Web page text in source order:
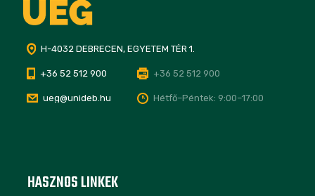
H-4032 DEBRECEN, EGYETEM TÉR 1.
+36 52 512 900 +36 52 512 900
ueg@unideb.hu Hétfő–Péntek: 9:00–17:00
HASZNOS LINKEK